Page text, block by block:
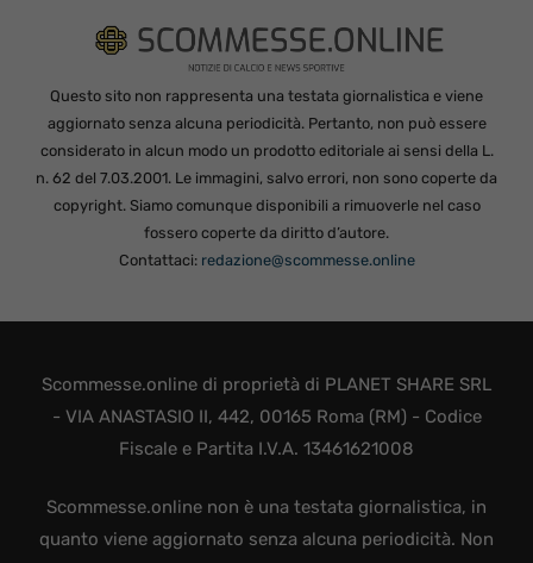
Questo sito non rappresenta una testata giornalistica e viene
aggiornato senza alcuna periodicità. Pertanto, non può essere
considerato in alcun modo un prodotto editoriale ai sensi della L.
n. 62 del 7.03.2001. Le immagini, salvo errori, non sono coperte da
copyright. Siamo comunque disponibili a rimuoverle nel caso
fossero coperte da diritto d’autore.
Contattaci: redazione@scommesse.online
Scommesse.online di proprietà di PLANET SHARE SRL
- VIA ANASTASIO II, 442, 00165 Roma (RM) - Codice
Fiscale e Partita I.V.A. 13461621008
Scommesse.online non è una testata giornalistica, in
quanto viene aggiornato senza alcuna periodicità. Non